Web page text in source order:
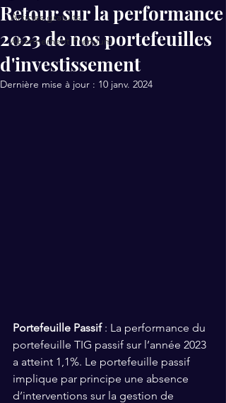
Articles gratuits
Abonnement Premium
Retour sur la performance
2023 de nos portefeuilles
d'investissement
Dernière mise à jour : 10 janv. 2024
Portefeuille Passif : La performance du
portefeuille TIG passif sur l’année 2023
a atteint 1,1%. Le portefeuille passif
implique par principe une absence
d’interventions sur la gestion de